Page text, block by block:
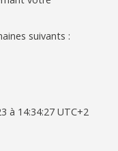
suivants :
à 14:34:27 UTC+2